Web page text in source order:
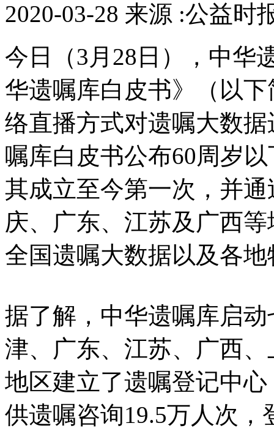
2020-03-28 来源 :公益时
今日（3月28日），中华
华遗嘱库白皮书》（以
络直播方式对遗嘱大数
嘱库白皮书公布60周岁
其成立至今第一次，并
庆、广东、江苏及广西
全国遗嘱大数据以及各地
据了解，中华遗嘱库启
津、广东、江苏、广西
地区建立了遗嘱登记中
供遗嘱咨询19.5万人次，